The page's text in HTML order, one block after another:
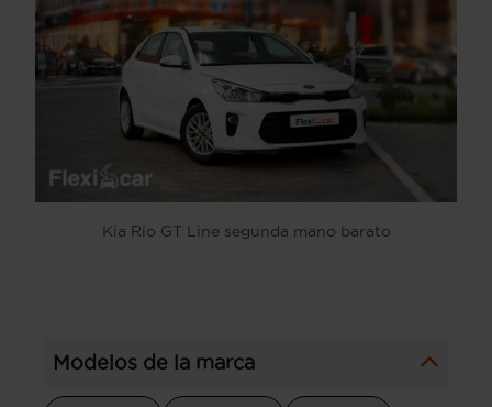
Kia Rio GT Line segunda mano barato
Modelos de la marca